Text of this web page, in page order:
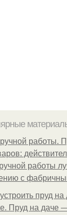
работы.
работы
с
пруд
Пруд на даче